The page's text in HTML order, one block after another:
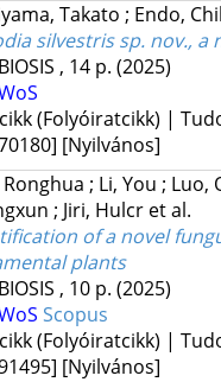
Takato ; Endo,
silvestris sp. nov., a
, 14 p. (2025)
(Folyóiratcikk) |
[Nyilvános]
; Li, You ; Luo,
; Jiri, Hulcr et al.
of a novel
plants
, 10 p. (2025)
Scopus
(Folyóiratcikk) |
[Nyilvános]